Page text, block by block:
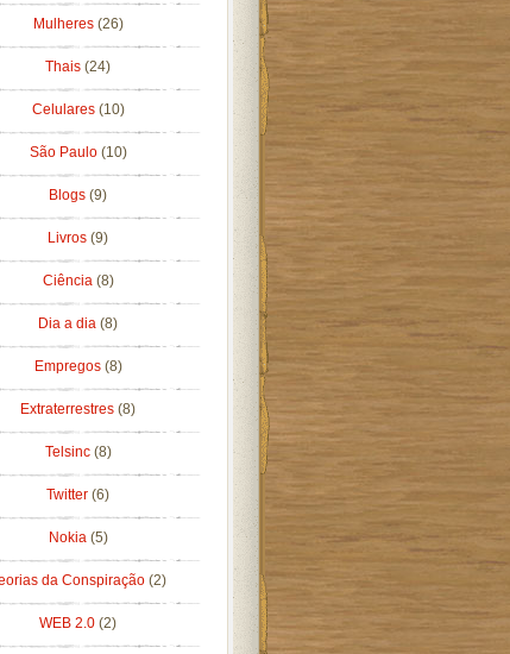
Mulheres (26)
Thais (24)
Celulares (10)
São Paulo (10)
Blogs (9)
Livros (9)
Ciência (8)
Dia a dia (8)
Empregos (8)
Extraterrestres (8)
Telsinc (8)
Twitter (6)
Nokia (5)
da Conspiração (2)
WEB 2.0 (2)